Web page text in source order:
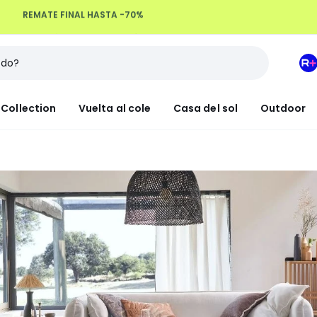
Devoluciones hasta 100 días
Collection Vuelta al cole Casa del sol Outdoor
Mi